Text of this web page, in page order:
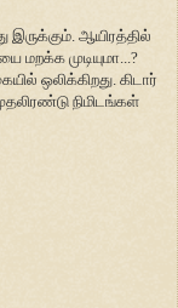
ஆயிரத்தில்
முடியுமா...?
ஒலிக்கிறது. கிடார்
நிமிடங்கள்